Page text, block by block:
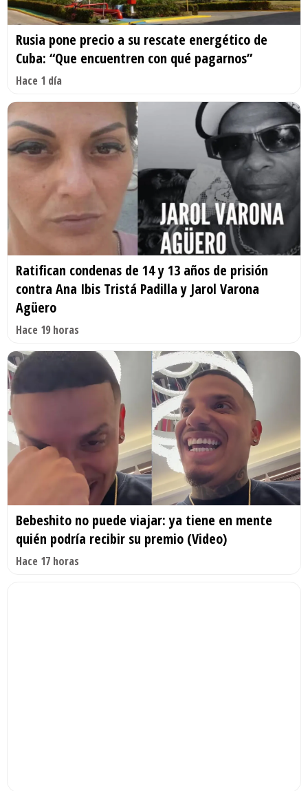
Rusia pone precio a su rescate energético de
Cuba: “Que encuentren con qué pagarnos”
Hace 1 día
Ratifican condenas de 14 y 13 años de prisión
contra Ana Ibis Tristá Padilla y Jarol Varona
Agüero
Hace 19 horas
Bebeshito no puede viajar: ya tiene en mente
quién podría recibir su premio (Video)
Hace 17 horas